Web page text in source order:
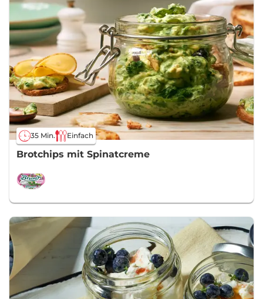
35 Min. Einfach
Brotchips mit Spinatcreme